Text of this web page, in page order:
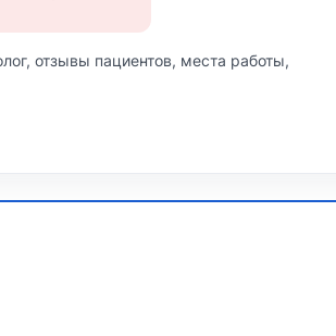
отзывы пациентов, места работы,